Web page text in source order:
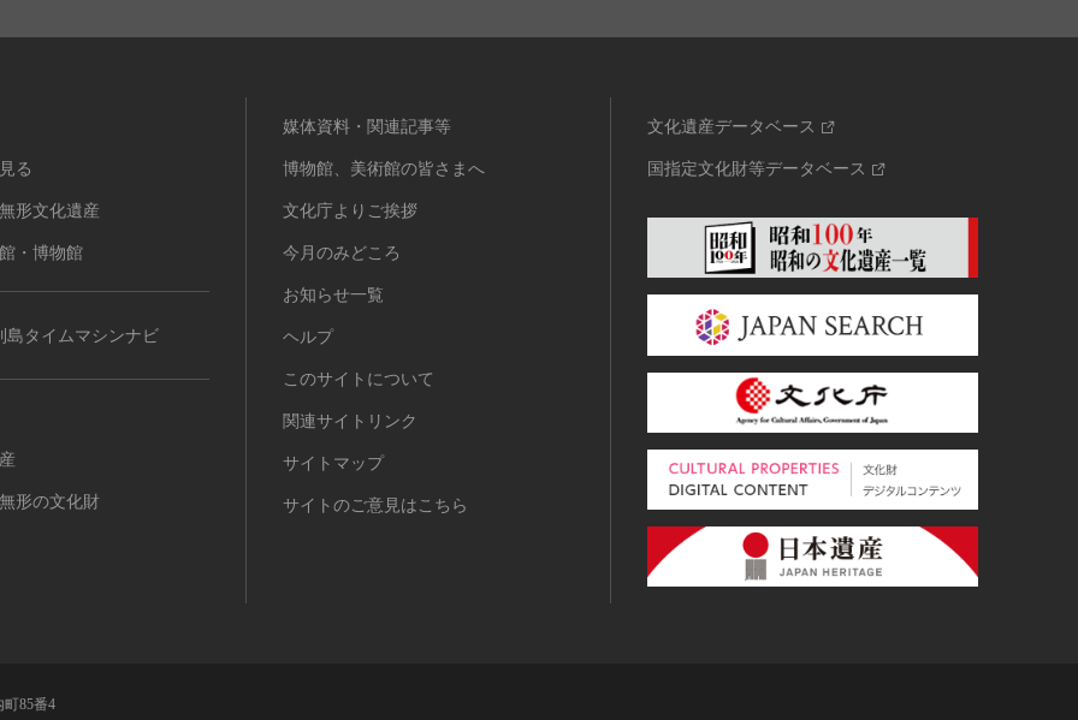
る
形文化遺産
・博物館
島タイムマシンナビ
形の文化財
媒体資料・関連記事等
博物館、美術館の皆さまへ
文化庁よりご挨拶
今月のみどころ
お知らせ一覧
ヘルプ
このサイトについて
関連サイトリンク
サイトマップ
サイトのご意見はこちら
文化遺産データベース
国指定文化財等データベース
85番4